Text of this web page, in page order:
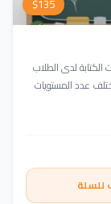
$135
لدى الطلاب
عدد المستويات
الالتزام